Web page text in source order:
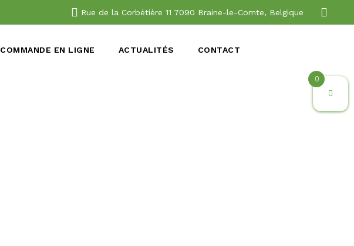
Rue de la Corbétière 11 7090 Braine-le-Comte, Belgique
COMMANDE EN LIGNE ACTUALITÉS CONTACT
0